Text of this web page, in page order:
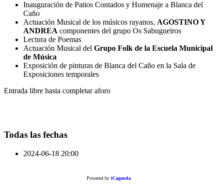
Inauguración de Patios Contados y Homenaje a Blanca del
Caño
Actuación Musical de los músicos rayanos, AGOSTINO Y
ANDREA componentes del grupo Os Sabugueiros
Lectura de Poemas
Actuación Musical del Grupo Folk de la Escuela Municipal
de Música
Exposición de pinturas de Blanca del Caño en la Sala de
Exposiciones temporales
Entrada libre hasta completar aforo
Todas las fechas
2024-06-18 20:00
Powered by iCagenda